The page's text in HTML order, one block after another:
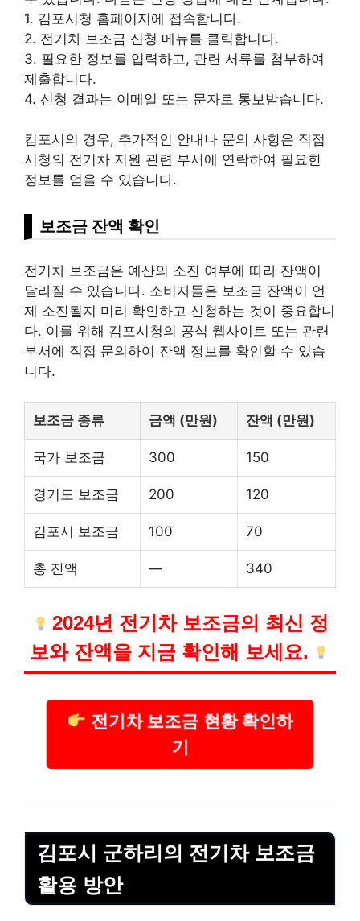
1. 김포시청 홈페이지에 접속합니다.
2. 전기차 보조금 신청 메뉴를 클릭합니다.
3. 필요한 정보를 입력하고, 관련 서류를 첨부하여
제출합니다.
4. 신청 결과는 이메일 또는 문자로 통보받습니다.
킴포시의 경우, 추가적인 안내나 문의 사항은 직접
시청의 전기차 지원 관련 부서에 연락하여 필요한
정보를 얻을 수 있습니다.
보조금 잔액 확인
전기차 보조금은 예산의 소진 여부에 따라 잔액이
달라질 수 있습니다. 소비자들은 보조금 잔액이 언
제 소진될지 미리 확인하고 신청하는 것이 중요합니
다. 이를 위해 김포시청의 공식 웹사이트 또는 관련
부서에 직접 문의하여 잔액 정보를 확인할 수 있습
니다.
보조금 종류 금액 (만원) 잔액 (만원)
국가 보조금 300 150
경기도 보조금 200 120
김포시 보조금 100 70
총 잔액 — 340
2024년 전기차 보조금의 최신 정
보와 잔액을 지금 확인해 보세요.
전기차 보조금 현황 확인하
기
김포시 군하리의 전기차 보조금
활용 방안